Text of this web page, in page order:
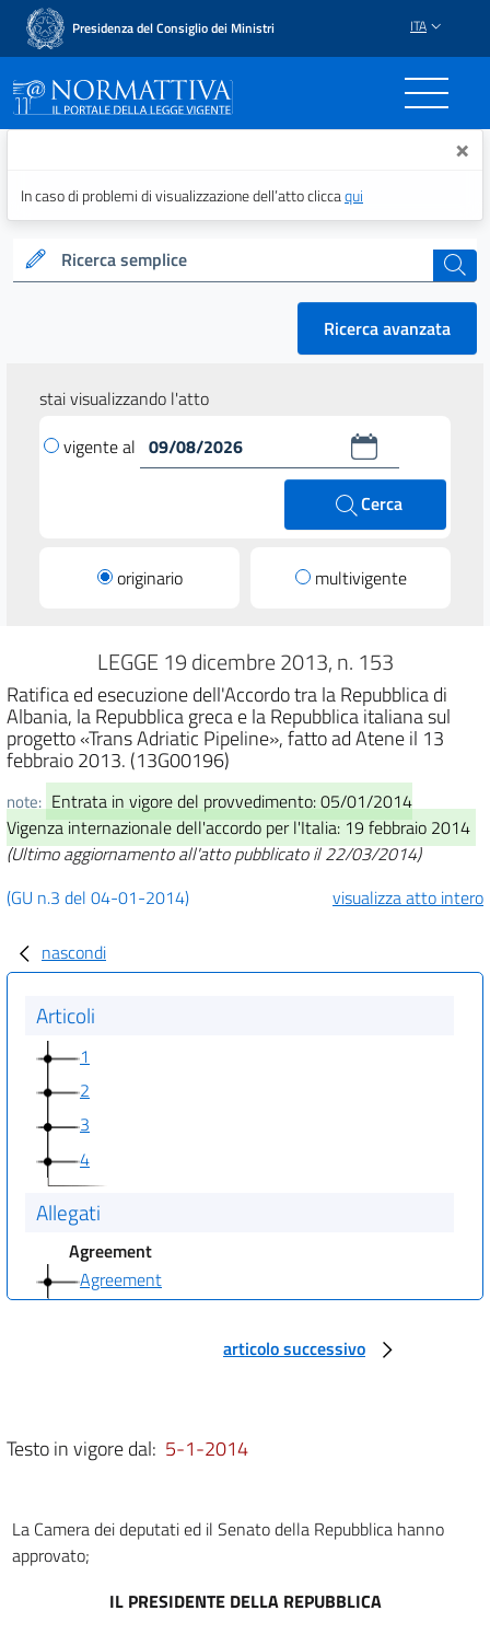
Presidenza del Consiglio dei Ministri ITA
Normattiva - Il portale ×
In caso di problemi di visualizzazione dell’atto cliccaqui
Ricerca semplice cerca
Ricerca avanzata
stai visualizzando l'atto
vigente al
Cerca
originario multivigente
LEGGE 19 dicembre 2013, n. 153
Ratifica ed esecuzione dell'Accordo tra la Repubblica di
Albania, la Repubblica greca e la Repubblica italiana sul
progetto «Trans Adriatic Pipeline», fatto ad Atene il 13
febbraio 2013. (13G00196)
note: Entrata in vigore del provvedimento: 05/01/2014
Vigenza internazionale dell'accordo per l'Italia: 19 febbraio 2014
(Ultimo aggiornamento all'atto pubblicato il 22/03/2014)
(GU n.3 del 04-01-2014)
visualizza atto intero
nascondi
Articoli
1
2
3
4
Allegati
Agreement
Agreement
art. 4
art. 6
art. 7
art. 8
articolo successivo
Testo in vigore dal: 5-1-2014
La Camera dei deputati ed il Senato della Repubblica hanno
approvato;
IL PRESIDENTE DELLA REPUBBLICA